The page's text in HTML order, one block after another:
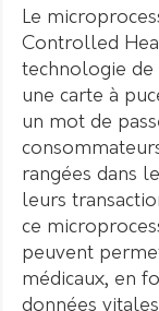
Le
Controlled
technologie de
une carte à
un mot de
rangées dans
leurs
ce
peuvent
médicaux, en
données